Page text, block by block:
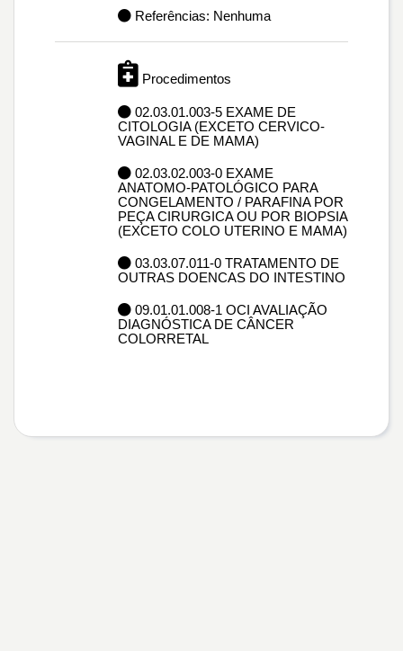
Referências: Nenhuma
Procedimentos
02.03.01.003-5 EXAME DE
CITOLOGIA (EXCETO CERVICO-
VAGINAL E DE MAMA)
02.03.02.003-0 EXAME
ANATOMO-PATOLÓGICO PARA
CONGELAMENTO / PARAFINA POR
PEÇA CIRURGICA OU POR BIOPSIA
(EXCETO COLO UTERINO E MAMA)
03.03.07.011-0 TRATAMENTO DE
OUTRAS DOENCAS DO INTESTINO
09.01.01.008-1 OCI AVALIAÇÃO
DIAGNÓSTICA DE CÂNCER
COLORRETAL